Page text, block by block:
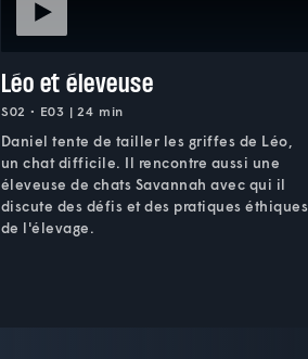
Léo et éleveuse
S02 • E03 | 24 min
Daniel tente de tailler les griffes de Léo,
un chat difficile. Il rencontre aussi une
éleveuse de chats Savannah avec qui il
discute des défis et des pratiques éthiques
de l'élevage.